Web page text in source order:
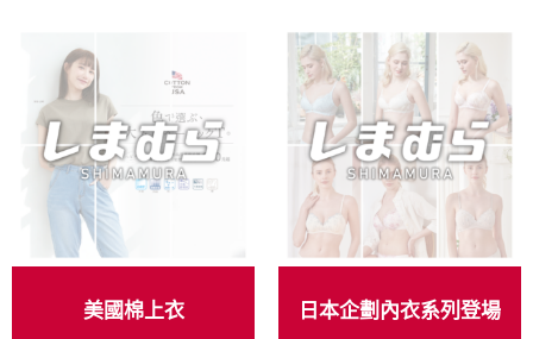
美國棉上衣 日本企劃內衣系列登場